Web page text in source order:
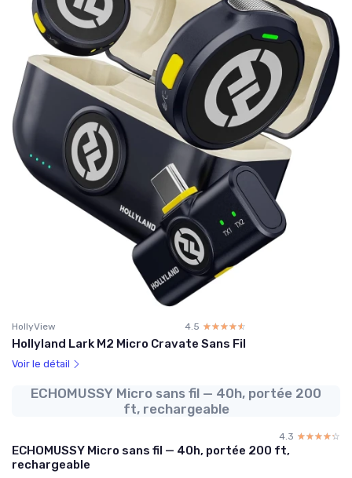
HollyView 4.5 ☆☆☆☆☆
★★★★★
Hollyland Lark M2 Micro Cravate Sans Fil
Voir le détail
ECHOMUSSY Micro sans fil — 40h, portée 200
ft, rechargeable
4.3 ☆☆☆☆☆
★★★★★
ECHOMUSSY Micro sans fil — 40h, portée 200 ft,
rechargeable